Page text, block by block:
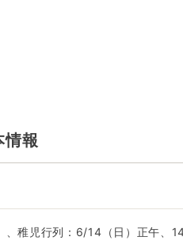
情報
稚児行列：6/14（日）正午、